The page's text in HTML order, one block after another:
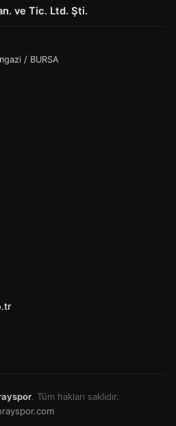
ve Tic. Ltd. Şti.
/ BURSA
. Tüm hakları saklıdır.